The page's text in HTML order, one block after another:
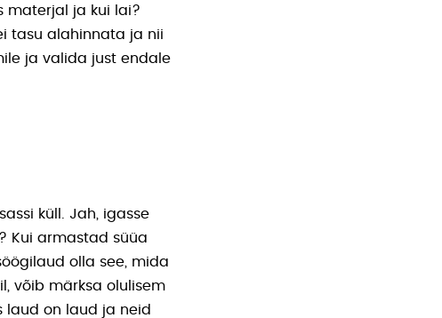
materjal ja kui lai?
tasu alahinnata ja nii
ja valida just endale
küll. Jah, igasse
Kui armastad süüa
olla see, mida
võib märksa olulisem
laud on laud ja neid